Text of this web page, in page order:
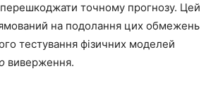
точному прогнозу. Цей
на подолання цих обмежень
тестування фізичних моделей
виверження.